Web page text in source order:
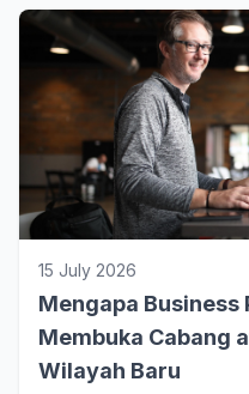
15 July 2026
Mengapa Business
Membuka Cabang
Wilayah Baru